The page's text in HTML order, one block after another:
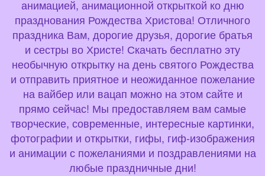
анимацией, анимационной открыткой ко дню
празднования Рождества Христова! Отличного
праздника Вам, дорогие друзья, дорогие братья
и сестры во Христе! Скачать бесплатно эту
необычную открытку на день святого Рождества
и отправить приятное и неожиданное пожелание
на вайбер или вацап можно на этом сайте и
прямо сейчас! Мы предоставляем вам самые
творческие, современные, интересные картинки,
фотографии и открытки, гифы, гиф-изображения
и анимации с пожеланиями и поздравлениями на
любые праздничные дни!